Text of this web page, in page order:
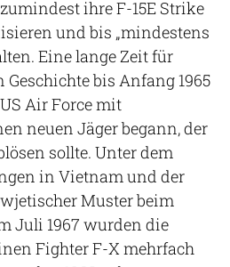
ihre F-15E Strike
und bis „mindestens
Eine lange Zeit für
Geschichte bis Anfang 1965
Air Force mit
neuen Jäger begann, der
sollte. Unter dem
in Vietnam und der
Muster beim
Juli 1967 wurden die
Fighter F-X mehrfach